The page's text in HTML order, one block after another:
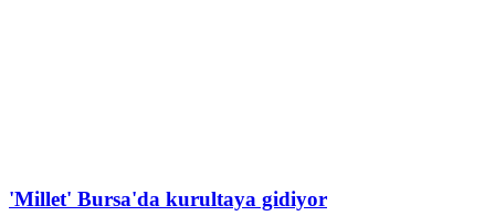
'Millet' Bursa'da kurultaya gidiyor